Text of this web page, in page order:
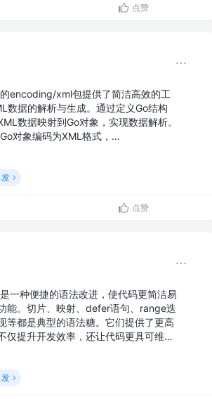
点赞
encoding/xml包提供了简洁高效的工
数据的解析与生成。通过定义Go结构
数据映射到Go对象，实现数据解析。
对象编码为XML格式，…
点赞
一种便捷的语法改进，使代码更简洁易
能。切片、映射、defer语句、range迭
等都是典型的语法糖。它们提供了更高
仅提升开发效率，还让代码更具可维…